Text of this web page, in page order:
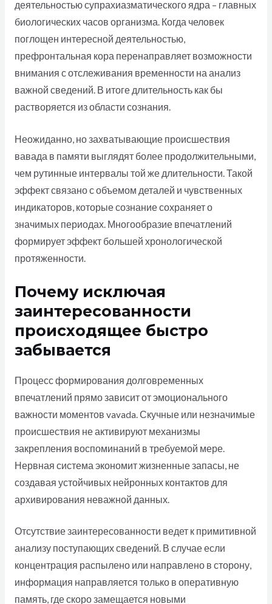
деятельностью супрахиазматического ядра – главных
биологических часов организма. Когда человек
поглощен интересной деятельностью,
префронтальная кора перенаправляет возможности
внимания с отслеживания временности на анализ
важной сведений. В итоге длительность как бы
растворяется из области сознания.
Неожиданно, но захватывающие происшествия
вавада в памяти выглядят более продолжительными,
чем рутинные интервалы той же длительности. Такой
эффект связано с объемом деталей и чувственных
индикаторов, которые сознание сохраняет о
значимых периодах. Многообразие впечатлений
формирует эффект большей хронологической
протяженности.
Почему исключая
заинтересованности
происходящее быстро
забывается
Процесс формирования долговременных
впечатлений прямо зависит от эмоционального
важности моментов vavada. Скучные или незначимые
происшествия не активируют механизмы
закрепления воспоминаний в требуемой мере.
Нервная система экономит жизненные запасы, не
создавая устойчивых нейронных контактов для
архивирования неважной данных.
Отсутствие заинтересованности ведет к примитивной
анализу поступающих сведений. В случае если
концентрация распылено или направлено в сторону,
информация направляется только в оперативную
память, где скоро замещается новыми